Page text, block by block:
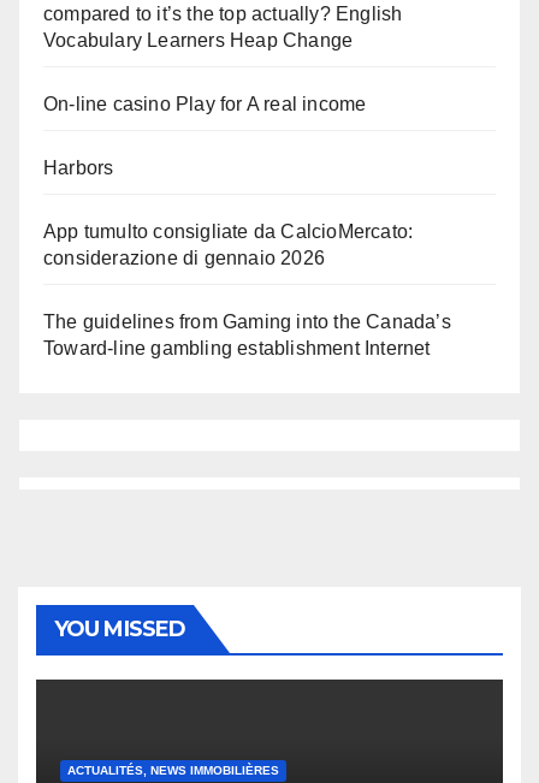
compared to it’s the top actually? English
Vocabulary Learners Heap Change
On-line casino Play for A real income
Harbors
App tumulto consigliate da CalcioMercato:
considerazione di gennaio 2026
The guidelines from Gaming into the Canada’s
Toward-line gambling establishment Internet
YOU MISSED
ACTUALITÉS, NEWS IMMOBILIÈRES